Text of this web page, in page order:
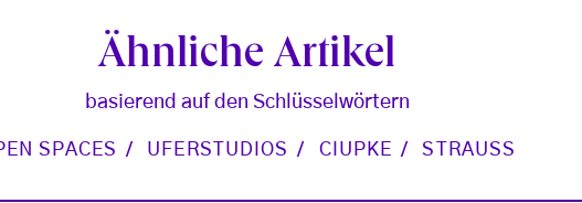
Ähnliche Artikel
basierend auf den Schlüsselwörtern
SPACES UFERSTUDIOS CIUPKE STRAUSS